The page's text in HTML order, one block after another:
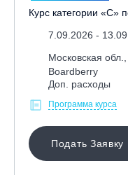
Курс категории «С»
7.09.2026 -
Московская
Boardberry
Доп. расходы
Программа курса
Подать Заявку